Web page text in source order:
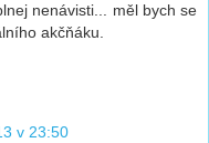
nenávisti... měl bych se
akčňáku.
v 23:50